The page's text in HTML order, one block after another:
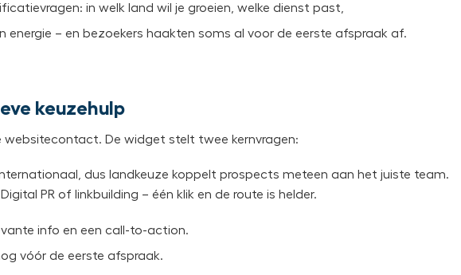
in welk land wil je groeien, welke dienst past,
– en bezoekers haakten soms al voor de eerste afspraak af.
keuzehulp
De widget stelt twee kernvragen:
dus landkeuze koppelt prospects meteen aan het juiste team.
Digital PR of linkbuilding – één klik en de route is helder.
info en een call-to-action.
vóór de eerste afspraak.